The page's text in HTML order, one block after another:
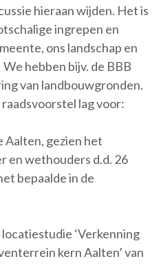
hieraan wijden. Het is
ingrepen en
ons landschap en
hebben bijv. de BBB
van landbouwgronden.
lag voor:
Aalten, gezien het
en wethouders d.d. 26
bepaalde in de
‘Verkenning
kern Aalten’ van